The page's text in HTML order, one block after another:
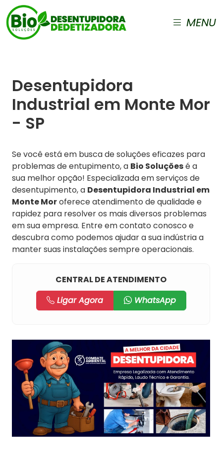
MENU
Desentupidora
Industrial em Monte Mor
- SP
Se você está em busca de soluções eficazes para
problemas de entupimento, a Bio Soluçõesé a
sua melhor opção! Especializada em serviços de
desentupimento, a Desentupidora Industrial em
Monte Moroferece atendimento de qualidade e
rapidez para resolver os mais diversos problemas
em sua empresa. Entre em contato conosco e
descubra como podemos ajudar a sua indústria a
manter suas instalações sempre operacionais.
CENTRAL DE ATENDIMENTO
Ligar Agora
WhatsApp